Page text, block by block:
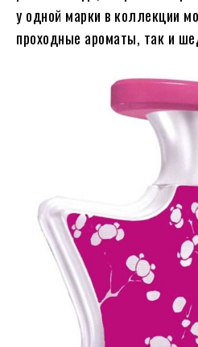
у одной марки в коллекции
проходные ароматы, так и